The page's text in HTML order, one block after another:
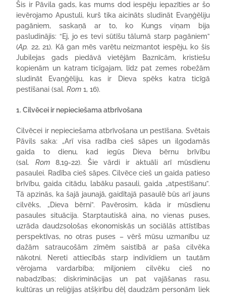
Šis ir Pāvila gads, kas mums dod iespēju iepazīties ar šo
ievērojamo Apustuli, kurš tika aicināts sludināt Evaņģēliju
pagāniem, saskaņā ar to, ko Kungs viņam bija
pasludinājis: “Ej, jo es tevi sūtīšu tālumā starp pagāniem”
(Ap. 22, 21). Kā gan mēs varētu neizmantot iespēju, ko šis
Jubilejas gads piedāvā vietējām Baznīcām, kristiešu
kopienām un katram ticīgajam, līdz pat zemes robežām
sludināt Evaņģēliju, kas ir Dieva spēks katra ticīgā
pestīšanai (sal.Rom 1, 16).
1. Cilvēcei ir nepieciešama atbrīvošana
Cilvēcei ir nepieciešama atbrīvošana un pestīšana. Svētais
Pāvils saka: „Arī visa radība cieš sāpes un ilgodamās
gaida to dienu, kad iegūs Dieva bērnu brīvību
(sal. Rom8,19-22). Šie vārdi ir aktuāli arī mūsdienu
pasaulei. Radība cieš sāpes. Cilvēce cieš un gaida patieso
brīvību, gaida citādu, labāku pasauli, gaida „atpestīšanu”.
Tā apzinās, ka šajā jaunajā, gaidītajā pasaulē būs arī jauns
cilvēks, „Dieva bērni”. Pavērosim, kāda ir mūsdienu
pasaules situācija. Starptautiskā aina, no vienas puses,
uzrāda daudzsološas ekonomiskās un sociālās attīstības
perspektīvas, no otras puses – vērš mūsu uzmanību uz
dažām satraucošām zīmēm saistībā ar paša cilvēka
nākotni. Nereti attiecībās starp indivīdiem un tautām
vērojama vardarbība; miljoniem cilvēku cieš no
nabadzības; diskriminācijas un pat vajāšanas rasu,
kultūras un reliģijas atšķirību dēļ daudzām personām liek